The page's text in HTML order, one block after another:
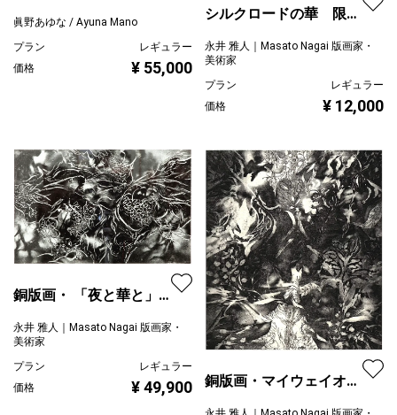
眞野あゆな / Ayuna Mano
プラン
レギュラー
価格
¥ 55,000
シルクロードの華 限定
級墨
永井 雅人｜Masato Nagai 版画家・
美術家
プラン
レギュラー
価格
¥ 12,000
銅版画・ 「夜と華と」
永井 雅人｜Masato Nagai 版画家・
美術家
プラン
レギュラー
価格
¥ 49,900
銅版画・マイウェイオブ